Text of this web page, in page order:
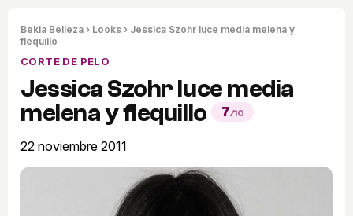
Bekia Belleza › Looks › Jessica Szohr luce media melena y
flequillo
CORTE DE PELO
Jessica Szohr luce media
melena y flequillo
7/10
22 noviembre 2011